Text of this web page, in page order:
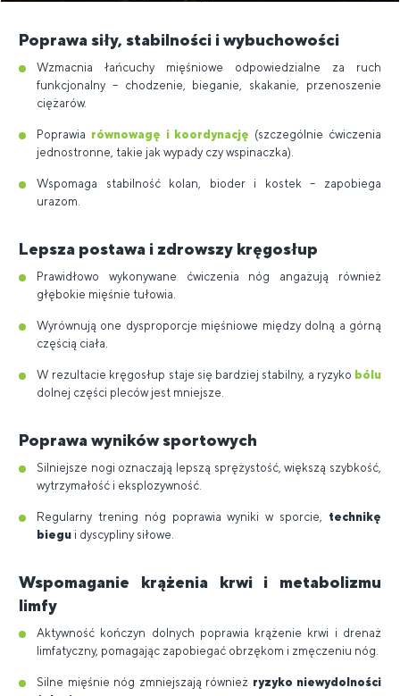
Poprawa siły, stabilności i wybuchowości
Wzmacnia łańcuchy mięśniowe odpowiedzialne za ruch
funkcjonalny – chodzenie, bieganie, skakanie, przenoszenie
ciężarów.
Poprawia równowagę i koordynację (szczególnie ćwiczenia
jednostronne, takie jak wypady czy wspinaczka).
Wspomaga stabilność kolan, bioder i kostek – zapobiega
urazom.
Lepsza postawa i zdrowszy kręgosłup
Prawidłowo wykonywane ćwiczenia nóg angażują również
głębokie mięśnie tułowia.
Wyrównują one dysproporcje mięśniowe między dolną a górną
częścią ciała.
W rezultacie kręgosłup staje się bardziej stabilny, a ryzyko bólu
dolnej części pleców jest mniejsze.
Poprawa wyników sportowych
Silniejsze nogi oznaczają lepszą sprężystość, większą szybkość,
wytrzymałość i eksplozywność.
Regularny trening nóg poprawia wyniki w sporcie, technikę
biegu i dyscypliny siłowe.
Wspomaganie krążenia krwi i metabolizmu
limfy
Aktywność kończyn dolnych poprawia krążenie krwi i drenaż
limfatyczny, pomagając zapobiegać obrzękom i zmęczeniu nóg.
Silne mięśnie nóg zmniejszają również ryzyko niewydolności